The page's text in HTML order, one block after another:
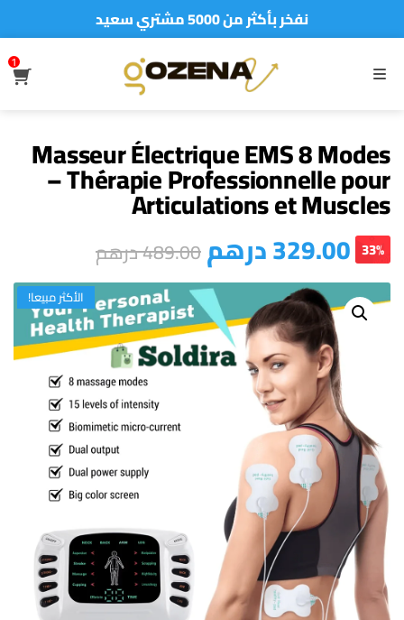
نفخر بأكثر من 5000 مشتري سعيد
MENU
1
Masseur Électrique EMS 8 Modes
– Thérapie Professionnelle pour
Articulations et Muscles
329.00درهم489.00درهم 33%
الأكثر مبيعا!